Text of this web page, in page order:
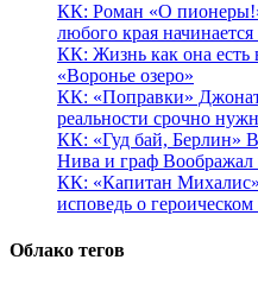
КК: Роман «О
любого края
КК: Жизнь как она
«Воронье озеро»
КК: «Поправки»
реальности срочно
КК: «Гуд бай, Берлин»
Нива и граф
КК: «Капитан
исповедь о
Облако тегов